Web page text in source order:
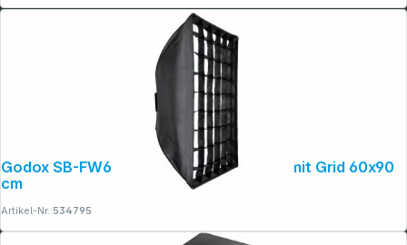
Godox SB-FW6090 - 60x90 cm Softbox mit Grid 60x90
cm
Artikel-Nr.:534795